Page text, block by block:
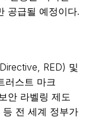
공급될 예정이다.
RED) 및
러스트 마크
안 라벨링 제도
전 세계 정부가